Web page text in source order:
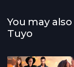
You may
Tuyo